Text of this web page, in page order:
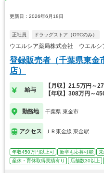
更新日：2026年6月18日
正社員 ドラッグストア（OTCのみ）
ウエルシア薬局株式会社 ウエルシ
登録販売者（千葉県東金
店）
給与
【月収】21.5万円～
【年収】308万円～
勤務地 千葉県 東金市
アクセス ＪＲ東金線 東金駅
年収450万円以上可 新卒も応募可能
産休・育休取得実績有り
店舗数30以上